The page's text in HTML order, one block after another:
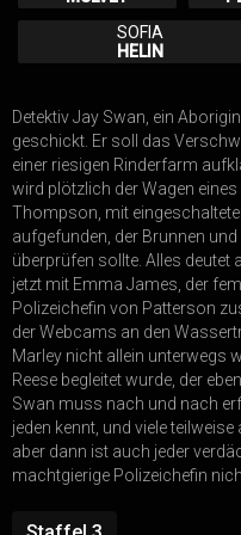
SOFIA
HELIN
Detektiv Jay Swan, ein
geschickt. Er soll das
einer riesigen Rinderfarm
wird plötzlich der Wagen
Thompson, mit
aufgefunden, der Brunnen
überprüfen sollte. Alles deutet
jetzt mit Emma James, der
Polizeichefin von Patterson
der Webcams an den
Marley nicht allein unterwegs
Reese begleitet wurde, der
Swan muss nach und nach
jeden kennt, und viele
aber dann ist auch jeder
machtgierige Polizeichefin